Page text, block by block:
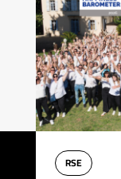
RSE